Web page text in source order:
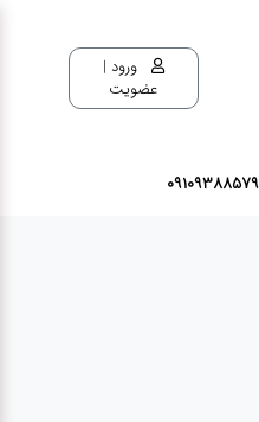
ورود |
عضویت
09109388579